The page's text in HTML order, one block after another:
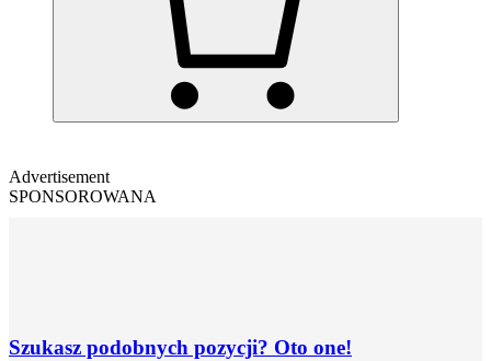
Advertisement
SPONSOROWANA
Szukasz podobnych pozycji? Oto one!